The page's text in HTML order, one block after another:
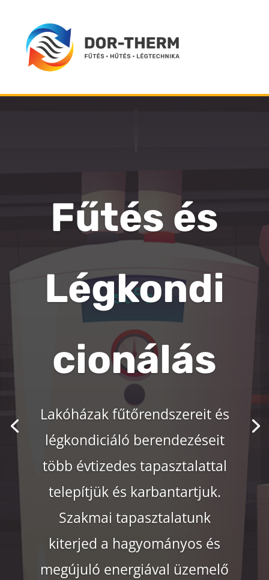
Fűtés és
Légkondi
cionálás
Lakóházak fűtőrendszereit és
légkondiciáló berendezéseit
több évtizedes tapasztalattal
telepítjük és karbantartjuk.
Szakmai tapasztalatunk
kiterjed a hagyományos és
megújuló energiával üzemelő